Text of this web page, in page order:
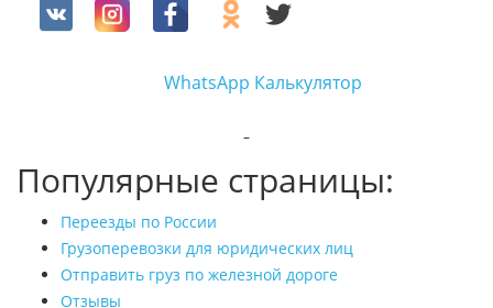
WhatsApp Калькулятор
Популярные страницы:
Переезды по России
Грузоперевозки для юридических лиц
Отправить груз по железной дороге
Отзывы